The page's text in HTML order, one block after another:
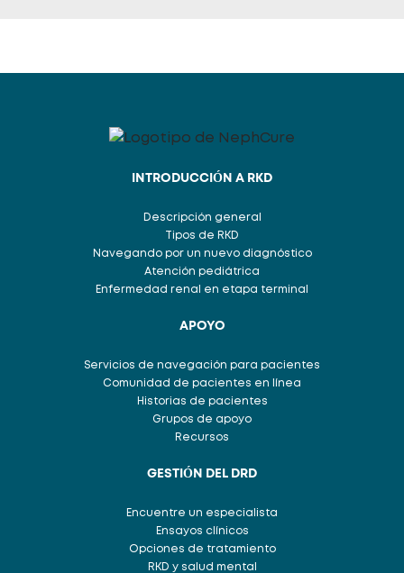
INTRODUCCIÓN A RKD
Descripción general
Tipos de RKD
Navegando por un nuevo diagnóstico
Atención pediátrica
Enfermedad renal en etapa terminal
APOYO
Servicios de navegación para pacientes
Comunidad de pacientes en línea
Historias de pacientes
Grupos de apoyo
Recursos
GESTIÓN DEL DRD
Encuentre un especialista
Ensayos clínicos
Opciones de tratamiento
RKD y salud mental